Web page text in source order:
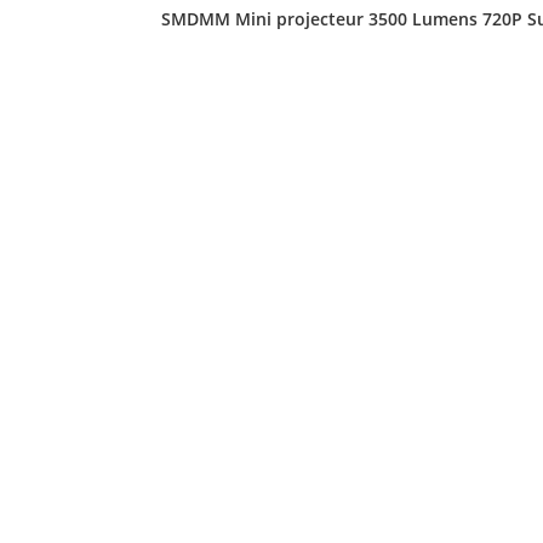
SMDMM Mini projecteur 3500 Lumens 720P